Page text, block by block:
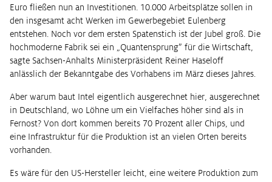
Euro fließen nun an Investitionen. 10.000 Arbeitsplätze sollen in
den insgesamt acht Werken im Gewerbegebiet Eulenberg
entstehen. Noch vor dem ersten Spatenstich ist der Jubel groß. Die
hochmoderne Fabrik sei ein „Quantensprung” für die Wirtschaft,
sagte Sachsen-Anhalts Ministerpräsident Reiner Haseloff
anlässlich der Bekanntgabe des Vorhabens im März dieses Jahres.
Aber warum baut Intel eigentlich ausgerechnet hier, ausgerechnet
in Deutschland, wo Löhne um ein Vielfaches höher sind als in
Fernost? Von dort kommen bereits 70 Prozent aller Chips, und
eine Infrastruktur für die Produktion ist an vielen Orten bereits
vorhanden.
Es wäre für den US-Hersteller leicht, eine weitere Produktion zum